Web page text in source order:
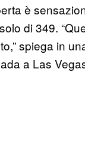
è
di 349.
spiega in
a Las